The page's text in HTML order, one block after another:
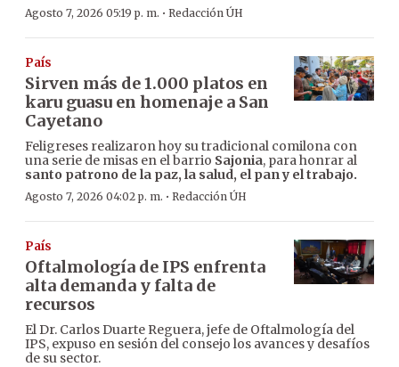
Agosto 7, 2026 05:19 p. m. · Redacción ÚH
País
Sirven más de 1.000 platos en
karu guasu en homenaje a San
Cayetano
Feligreses realizaron hoy su tradicional comilona con
una serie de misas en el barrio Sajonia, para honrar al
santo patrono de la paz, la salud, el pan y el trabajo.
Agosto 7, 2026 04:02 p. m. · Redacción ÚH
País
Oftalmología de IPS enfrenta
alta demanda y falta de
recursos
El Dr. Carlos Duarte Reguera, jefe de Oftalmología del
IPS, expuso en sesión del consejo los avances y desafíos
de su sector.